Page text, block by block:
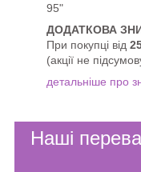
95"
ДОДАТКОВА
При покупці від
(акції не
детальніше про
Наші